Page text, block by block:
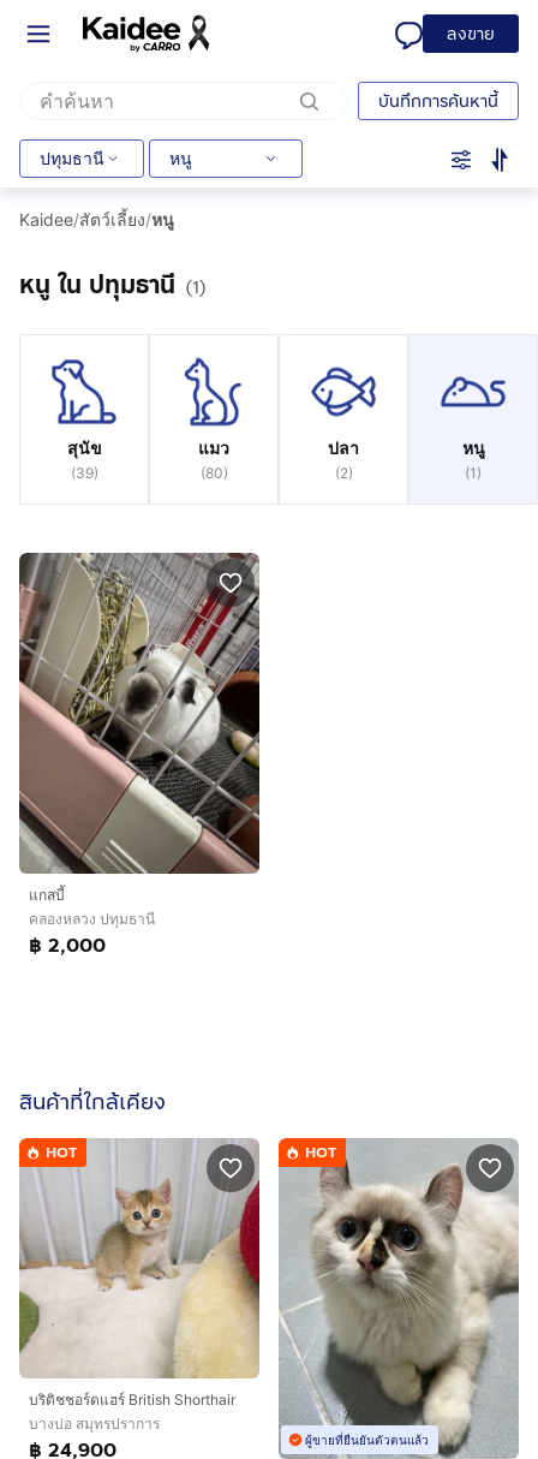
ลงขาย
บันทึกการค้นหานี้
ปทุมธานี หนู
Kaidee/สัตว์เลี้ยง/หนู
หนู ใน ปทุมธานี (1)
สุนัข
(39)
แมว
(80)
ปลา
(2)
หนู
(1 )
แกสบี้
คลองหลวง ปทุมธานี
฿ 2,000
สินค้าที่ใกล้เคียง
HOT
บริติชชอร์ตแฮร์ British Shorthair
บางบ่อ สมุทรปราการ
฿ 24,900
HOT
ผู้ขายที่ยืนยันตัวตนแล้ว